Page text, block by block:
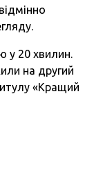
у 20 хвилин.
на другий
«Кращий